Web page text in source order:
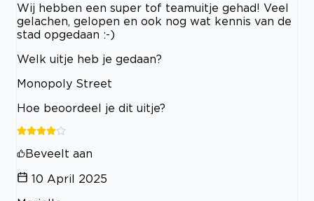
Wij hebben een super tof teamuitje gehad! Veel
gelachen, gelopen en ook nog wat kennis van de
stad opgedaan :-)
Welk uitje heb je gedaan?
Monopoly Street
Hoe beoordeel je dit uitje?
Beveelt aan
10 April 2025